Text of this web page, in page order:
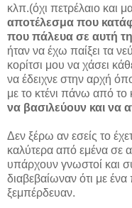
κλπ.(όχι πετρέλαιο και
αποτέλεσμα που
που πάλευα σε αυτή
ήταν να έχω παίξει τα
κορίτσι μου να χάσει
να έδειχνε στην αρχή
με το κτένι πάνω από το
να βασιλεύουν και να
Δεν ξέρω αν εσείς το
καλύτερα από εμένα σε
υπάρχουν γνωστοί και
διαβεβαίωναν ότι με ένα
ξεμπέρδευαν.